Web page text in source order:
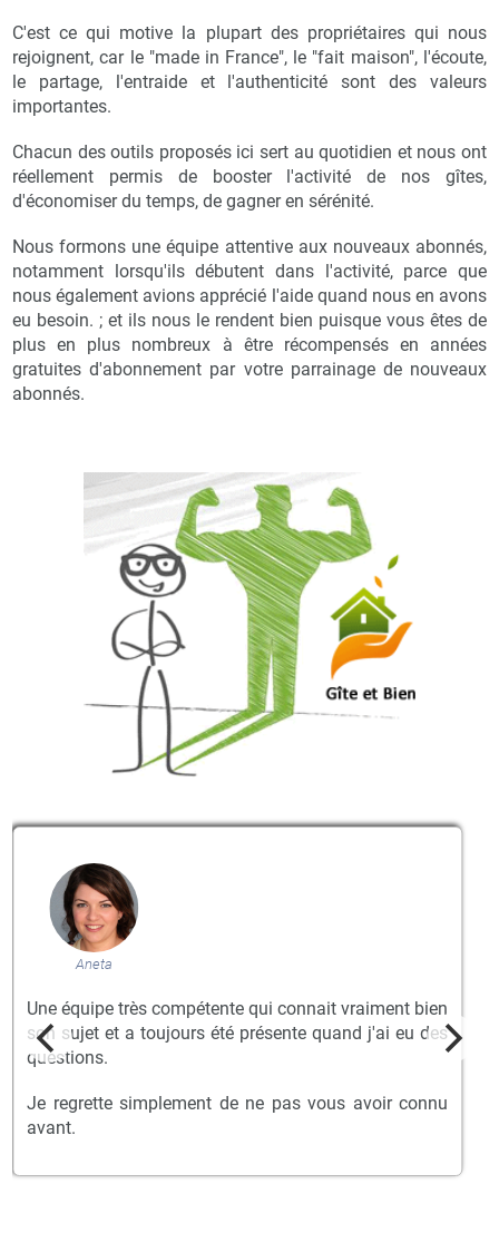
C'est ce qui motive la plupart des propriétaires qui nous
rejoignent, car le "made in France", le "fait maison", l'écoute,
le partage, l'entraide et l'authenticité sont des valeurs
importantes.
Chacun des outils proposés ici sert au quotidien et nous ont
réellement permis de booster l'activité de nos gîtes,
d'économiser du temps, de gagner en sérénité.
Nous formons une équipe attentive aux nouveaux abonnés,
notamment lorsqu'ils débutent dans l'activité, parce que
nous également avions apprécié l'aide quand nous en avons
eu besoin. ; et ils nous le rendent bien puisque vous êtes de
plus en plus nombreux à être récompensés en années
gratuites d'abonnement par votre parrainage de nouveaux
abonnés.
Aneta
Une équipe très compétente qui connait vraiment bien
son sujet et a toujours été présente quand j'ai eu des
questions.
Je regrette simplement de ne pas vous avoir connu
avant.